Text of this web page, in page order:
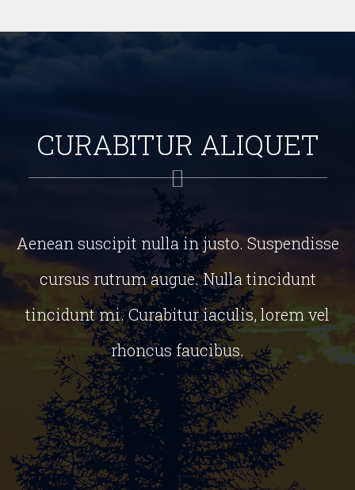
CURABITUR ALIQUET
Aenean suscipit nulla in justo. Suspendisse
cursus rutrum augue. Nulla tincidunt
tincidunt mi. Curabitur iaculis, lorem vel
rhoncus faucibus.